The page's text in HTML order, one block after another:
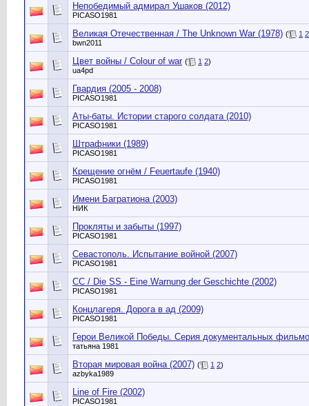
Непобедимый адмирал Ушаков (2012)
PICASO1981
Великая Отечественная / The Unknown War (1978) ( 1 2
bwn2011
Цвет войны / Colour of war ( 1 2)
ua4pd
Гвардия (2005 - 2008)
PICASO1981
Аты-баты. Истории старого солдата (2010)
PICASO1981
Штрафники (1989)
PICASO1981
Крещение огнём / Feuertaufe (1940)
PICASO1981
Имени Багратиона (2003)
НИК
Прокляты и забыты (1997)
PICASO1981
Севастополь. Испытание войной (2007)
PICASO1981
СС / Die SS - Eine Warnung der Geschichte (2002)
PICASO1981
Концлагеря. Дорога в ад (2009)
PICASO1981
Герои Великой Победы. Серия документальных
татьяна 1981
Вторая мировая война (2007) ( 1 2)
azbyka1989
Line of Fire (2002)
PICASO1981